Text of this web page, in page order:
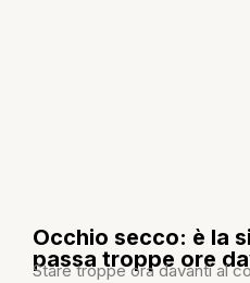
Occhio secco: è la
passa troppe ore
Stare troppe ora davanti al